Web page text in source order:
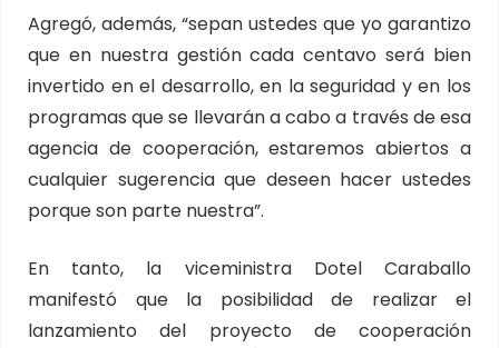
Agregó, además, “sepan ustedes que yo garantizo
que en nuestra gestión cada centavo será bien
invertido en el desarrollo, en la seguridad y en los
programas que se llevarán a cabo a través de esa
agencia de cooperación, estaremos abiertos a
cualquier sugerencia que deseen hacer ustedes
porque son parte nuestra”.
En tanto, la viceministra Dotel Caraballo
manifestó que la posibilidad de realizar el
lanzamiento del proyecto de cooperación